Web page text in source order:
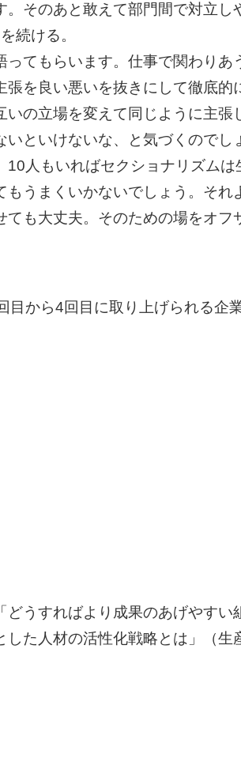
そのあと敢えて部門間で対立し
続ける。
てもらいます。仕事で関わり
を良い悪いを抜きにして徹底
の立場を変えて同じように主
といけないな、と気づくのでし
人もいればセクショナリズム
うまくいかないでしょう。それ
も大丈夫。そのための場をオ
から4回目に取り上げられる企
うすればより成果のあげやす
た人材の活性化戦略とは」（